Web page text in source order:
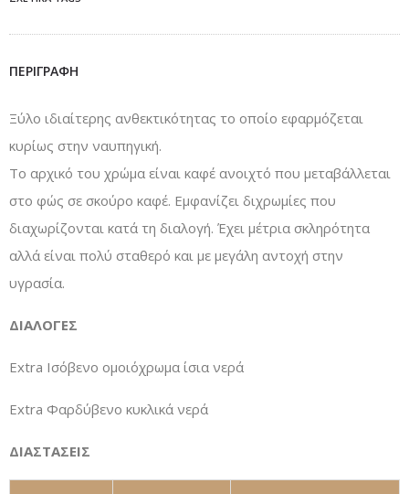
ΠΕΡΙΓΡΑΦΉ
Ξύλο ιδιαίτερης ανθεκτικότητας το οποίο εφαρμόζεται
κυρίως στην ναυπηγική.
Το αρχικό του χρώμα είναι καφέ ανοιχτό που μεταβάλλεται
στο φώς σε σκούρο καφέ. Εμφανίζει διχρωμίες που
διαχωρίζονται κατά τη διαλογή. Έχει μέτρια σκληρότητα
αλλά είναι πολύ σταθερό και με μεγάλη αντοχή στην
υγρασία.
ΔΙΑΛΟΓΕΣ
Extra Ισόβενο ομοιόχρωμα ίσια νερά
Extra Φαρδύβενο κυκλικά νερά
ΔΙΑΣΤΑΣΕΙΣ